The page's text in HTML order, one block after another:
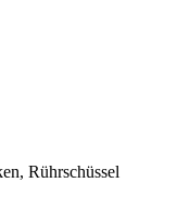
Rührschüssel